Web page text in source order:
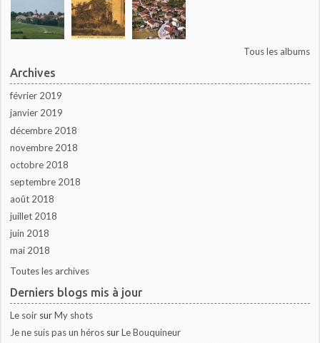
Tous les albums
Archives
février 2019
janvier 2019
décembre 2018
novembre 2018
octobre 2018
septembre 2018
août 2018
juillet 2018
juin 2018
mai 2018
Toutes les archives
Derniers blogs mis à jour
Le soir surMy shots
Je ne suis pas un héros surLe Bouquineur